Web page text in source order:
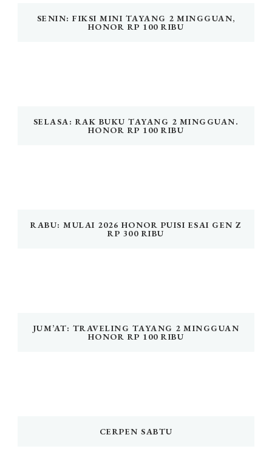
SENIN: FIKSI MINI TAYANG 2 MINGGUAN,
HONOR RP 100 RIBU
SELASA: RAK BUKU TAYANG 2 MINGGUAN.
HONOR RP 100 RIBU
RABU: MULAI 2026 HONOR PUISI ESAI GEN Z
RP 300 RIBU
JUM’AT: TRAVELING TAYANG 2 MINGGUAN
HONOR RP 100 RIBU
CERPEN SABTU